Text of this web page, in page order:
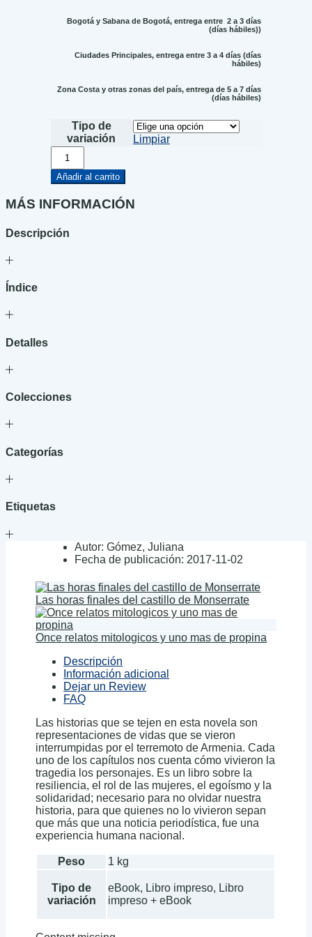
Bogotá y Sabana de Bogotá, entrega entre 2 a 3 días
(días hábiles))
Ciudades Principales, entrega entre 3 a 4 días (días
hábiles)
Zona Costa y otras zonas del país, entrega de 5 a 7 días
(días hábiles)
Tipo de
variación
Limpiar
Montañas
azules
cantidad
Añadir al carrito
MÁS INFORMACIÓN
Descripción
Índice
Detalles
Colecciones
Categorías
Etiquetas
Autor: Gómez, Juliana
Fecha de publicación: 2017-11-02
Las horas finales del castillo de Monserrate
Once relatos mitologicos y uno mas de propina
Descripción
Información adicional
Dejar un Review
FAQ
Las historias que se tejen en esta novela son
representaciones de vidas que se vieron
interrumpidas por el terremoto de Armenia. Cada
uno de los capítulos nos cuenta cómo vivieron la
tragedia los personajes. Es un libro sobre la
resiliencia, el rol de las mujeres, el egoísmo y la
solidaridad; necesario para no olvidar nuestra
historia, para que quienes no lo vivieron sepan
que más que una noticia periodística, fue una
experiencia humana nacional.
Peso 1 kg
Tipo de
variación
eBook, Libro impreso, Libro
impreso + eBook